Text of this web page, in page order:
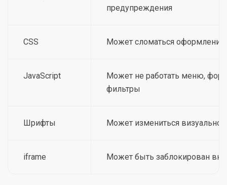
предупреждения
CSS Может сломаться оформление
JavaScript
Может не работать меню,
фильтры
Шрифты Может измениться
iframe Может быть заблокирован